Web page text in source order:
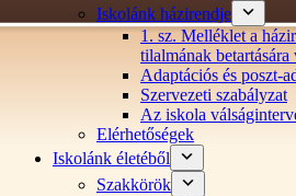
Iskolánk házirendje
1. sz. Melléklet a
tilalmának
Adaptációs és poszt-
Szervezeti szabályzat
Az iskola
Elérhetőségek
Iskolánk életéből
Szakkörök